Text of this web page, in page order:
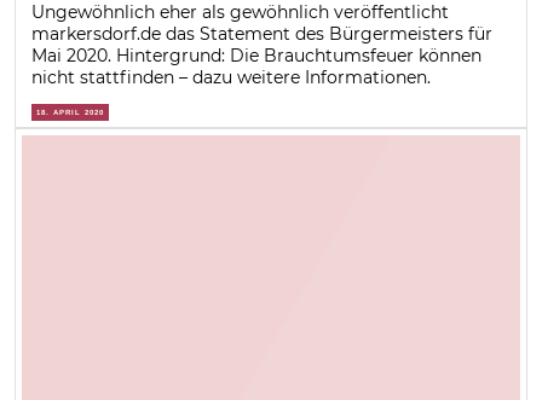
Ungewöhnlich eher als gewöhnlich veröffentlicht
markersdorf.de das Statement des Bürgermeisters für
Mai 2020. Hintergrund: Die Brauchtumsfeuer können
nicht stattfinden – dazu weitere Informationen.
18. APRIL 2020